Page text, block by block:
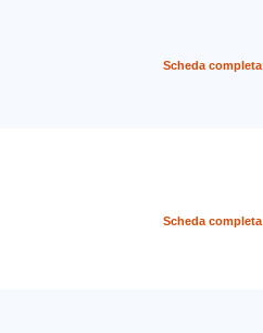
Scheda completa
Scheda completa